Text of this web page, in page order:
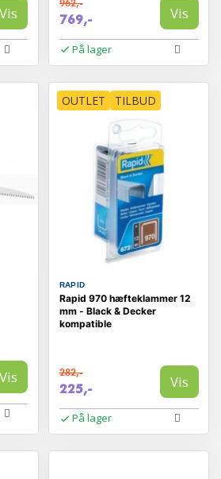
Vis
962,-
769,- Vis
På lager
Vis
OUTLET TILBUD
RAPID
Rapid 970 hæfteklammer 12
mm - Black & Decker
kompatible
282,-
225,- Vis
På lager